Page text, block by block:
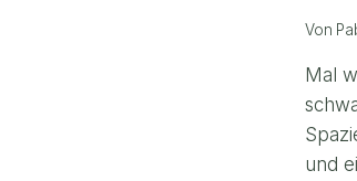
Von
Mal
und